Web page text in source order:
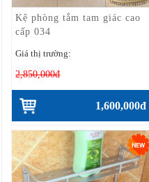
Kệ phòng tắm tam giác cao
cấp 034
Giá thị trường:
2,850,000đ
1,600,000đ